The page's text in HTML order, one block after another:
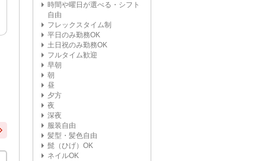
時間や曜日が選べる・シフト
自由
フレックスタイム制
平日のみ勤務OK
土日祝のみ勤務OK
フルタイム歓迎
早朝
朝
昼
夕方
夜
深夜
服装自由
髪型・髪色自由
髭（ひげ）OK
ネイルOK